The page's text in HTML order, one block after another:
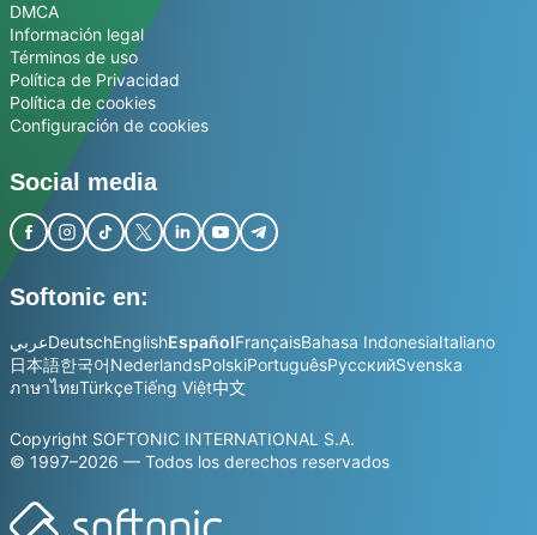
DMCA
Información legal
Términos de uso
Política de Privacidad
Política de cookies
Configuración de cookies
Social media
Softonic en:
عربيDeutschEnglishEspañolFrançaisBahasa IndonesiaItaliano
日本語한국어NederlandsPolskiPortuguêsРусскийSvenska
ภาษาไทยTürkçeTiếng Việt中文
Copyright SOFTONIC INTERNATIONAL S.A.
© 1997–2026 — Todos los derechos reservados